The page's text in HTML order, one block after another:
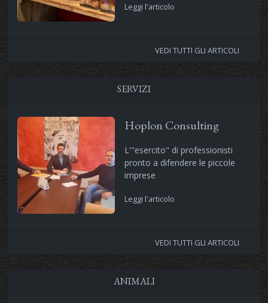
Leggi l'articolo
VEDI TUTTI GLI ARTICOLI
SERVIZI
Hoplon Consulting
L'"esercito" di professionisti
pronto a difendere le piccole
imprese
Leggi l'articolo
VEDI TUTTI GLI ARTICOLI
ANIMALI